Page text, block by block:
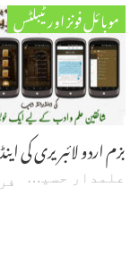
موبائل فونز اور ٹیبلٹس
بزم اردو لائبریری
علمدار حسین